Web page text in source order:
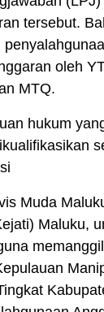
tersebut.
oleh
MTQ.
hukum
Muda
Maluku,